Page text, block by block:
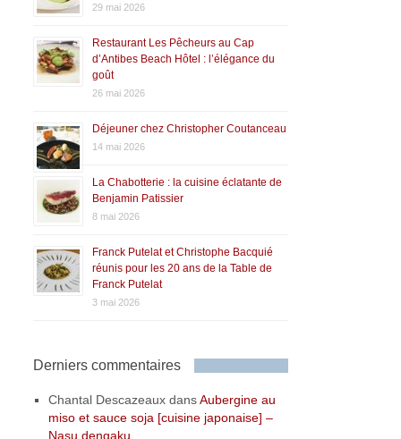
29 mai 2026
Restaurant Les Pêcheurs au Cap
d’Antibes Beach Hôtel : l’élégance du
goût
26 mai 2026
Déjeuner chez Christopher Coutanceau
14 mai 2026
La Chabotterie : la cuisine éclatante de
Benjamin Patissier
8 mai 2026
Franck Putelat et Christophe Bacquié
réunis pour les 20 ans de la Table de
Franck Putelat
3 mai 2026
Derniers commentaires
Chantal Descazeaux dansAubergine au
miso et sauce soja [cuisine japonaise] –
Nasu dengaku